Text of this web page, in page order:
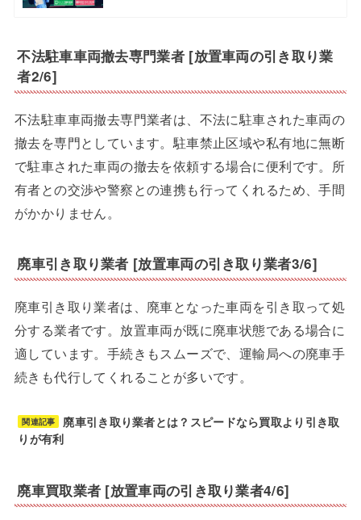
不法駐車車両撤去専門業者 [放置車両の引き取り業
者2/6]
不法駐車車両撤去専門業者は、不法に駐車された車両の
撤去を専門としています。駐車禁止区域や私有地に無断
で駐車された車両の撤去を依頼する場合に便利です。所
有者との交渉や警察との連携も行ってくれるため、手間
がかかりません。
廃車引き取り業者 [放置車両の引き取り業者3/6]
廃車引き取り業者は、廃車となった車両を引き取って処
分する業者です。放置車両が既に廃車状態である場合に
適しています。手続きもスムーズで、運輸局への廃車手
続きも代行してくれることが多いです。
関連記事
廃車引き取り業者とは？スピードなら買取より引き取
りが有利
廃車買取業者 [放置車両の引き取り業者4/6]